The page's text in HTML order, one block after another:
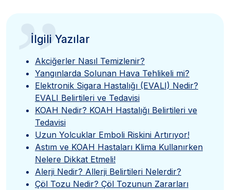
”
İlgili Yazılar
Akciğerler Nasıl Temizlenir?
Yangınlarda Solunan Hava Tehlikeli mi?
Elektronik Sigara Hastalığı (EVALI) Nedir?
EVALI Belirtileri ve Tedavisi
KOAH Nedir? KOAH Hastalığı Belirtileri ve
Tedavisi
Uzun Yolcuklar Emboli Riskini Artırıyor!
Astım ve KOAH Hastaları Klima Kullanırken
Nelere Dikkat Etmeli!
Alerji Nedir? Allerji Belirtileri Nelerdir?
Çöl Tozu Nedir? Çöl Tozunun Zararları